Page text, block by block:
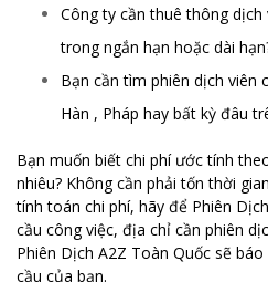
Công ty cần thuê thông
trong ngắn hạn hoặc dài
Bạn cần tìm phiên dịch viên
Hàn , Pháp hay bất kỳ đâu
Bạn muốn biết chi phí ước tính
nhiêu? Không cần phải tốn thời
tính toán chi phí, hãy để Phiên
cầu công việc, địa chỉ cần phiên
Phiên Dịch A2Z Toàn Quốc sẽ
cầu của bạn.